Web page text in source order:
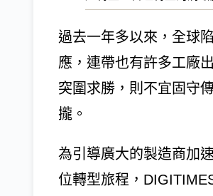
過去一年多以來，全球
應，連帶也有許多工廠
突圍求勝，則不宜固守
攏。
為引導廣大的製造商加
位轉型旅程，